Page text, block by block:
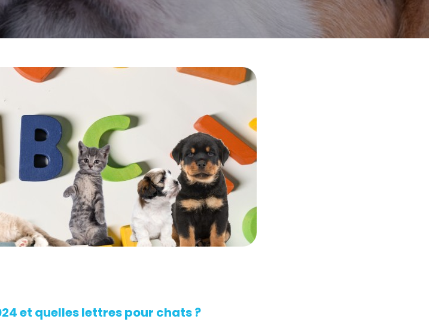
et quelles lettres pour chats ?